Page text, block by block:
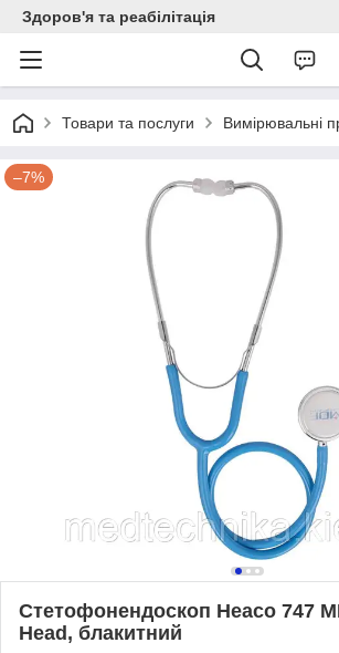
Здоров'я та реабілітація
Товари та послуги Вимірювальні
–7%
Стетофонендоскоп Heaco 747
Head, блакитний